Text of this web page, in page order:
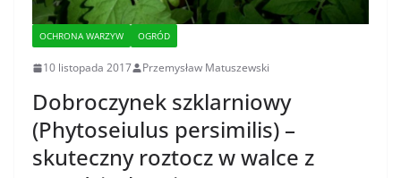
OCHRONA WARZYW OGRÓD
10 listopada 2017 Przemysław Matuszewski
Dobroczynek szklarniowy
(Phytoseiulus persimilis) –
skuteczny roztocz w walce z